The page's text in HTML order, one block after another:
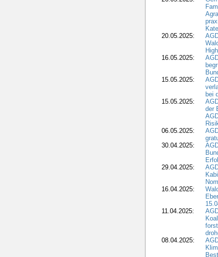
20.05.2025:
16.05.2025:
15.05.2025:
bei
15.05.2025:
der
06.05.2025:
30.04.2025:
29.04.2025:
16.04.2025:
11.04.2025:
08.04.2025: